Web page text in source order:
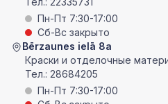
Пн-Пт 7:30-17:00
Сб-Вс закрыто
Bērzaunes ielā 8a
Краски и отделочные
Тел.: 28684205
Пн-Пт 7:30-17:00